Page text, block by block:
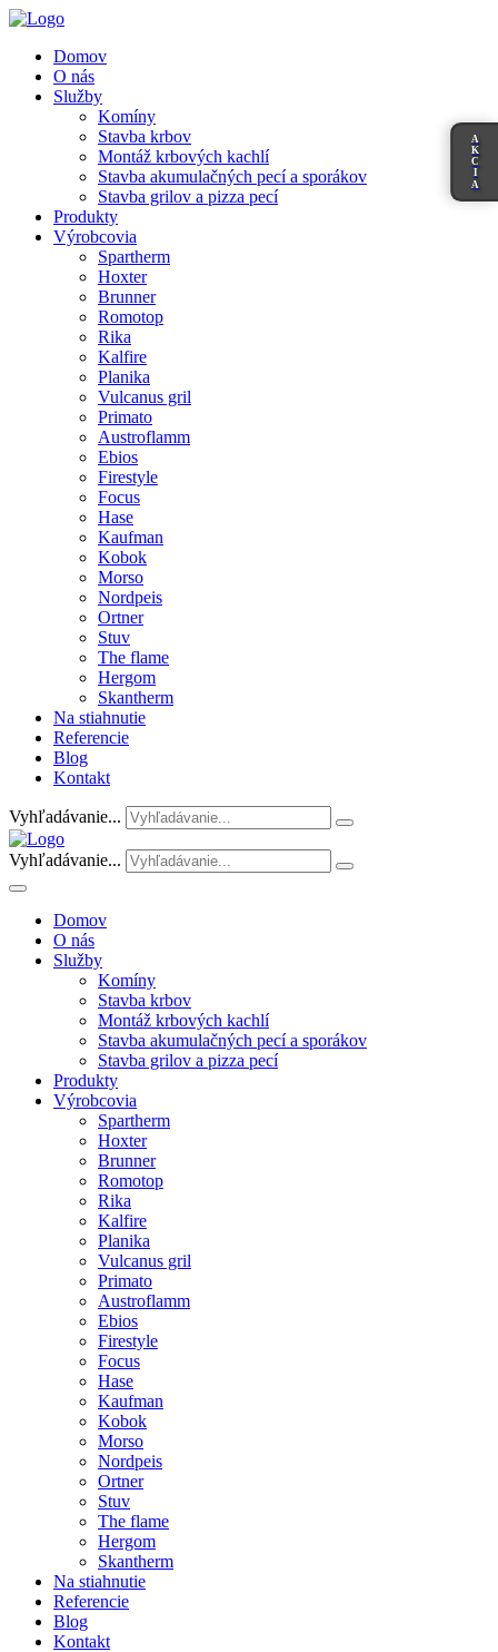
Domov
O nás
Služby
Komíny
Stavba krbov
Montáž krbových kachlí
Stavba akumulačných pecí a sporákov
Stavba grilov a pizza pecí
Produkty
Výrobcovia
Spartherm
Hoxter
Brunner
Romotop
Rika
Kalfire
Planika
Vulcanus gril
Primato
Austroflamm
Ebios
Firestyle
Focus
Hase
Kaufman
Kobok
Morso
Nordpeis
Ortner
Stuv
The flame
Hergom
Skantherm
Na stiahnutie
Referencie
Blog
Kontakt
Vyhľadávanie...
Vyhľadávanie...
Domov
O nás
Služby
Komíny
Stavba krbov
Montáž krbových kachlí
Stavba akumulačných pecí a sporákov
Stavba grilov a pizza pecí
Produkty
Výrobcovia
Spartherm
Hoxter
Brunner
Romotop
Rika
Kalfire
Planika
Vulcanus gril
Primato
Austroflamm
Ebios
Firestyle
Focus
Hase
Kaufman
Kobok
Morso
Nordpeis
Ortner
Stuv
The flame
Hergom
Skantherm
Na stiahnutie
Referencie
Blog
Kontakt
A
K
C
I
A